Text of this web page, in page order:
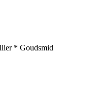
* Goudsmid